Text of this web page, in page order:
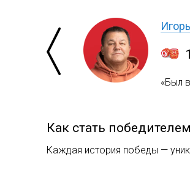
«Был
Как стать
Каждая история победы —